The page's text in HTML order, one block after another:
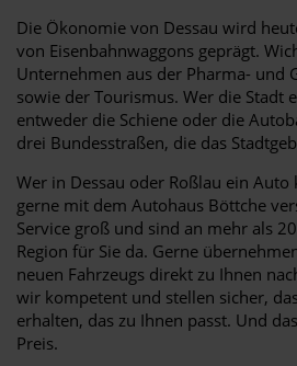
Die Ökonomie von Dessau wird
von Eisenbahnwaggons geprägt.
Unternehmen aus der Pharma- und
sowie der Tourismus. Wer die Stadt
entweder die Schiene oder die
drei Bundesstraßen, die das
Wer in Dessau oder Roßlau ein
gerne mit dem Autohaus Böttche
Service groß und sind an mehr als
Region für Sie da. Gerne
neuen Fahrzeugs direkt zu Ihnen
wir kompetent und stellen sicher,
erhalten, das zu Ihnen passt. Und
Preis.